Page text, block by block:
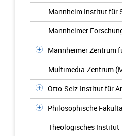
Mannheim Institut für
Mannheimer
Mannheimer Zentrum
Multimedia-Zentrum
Otto-Selz-Institut für
Philosophische
Theologisches Institut